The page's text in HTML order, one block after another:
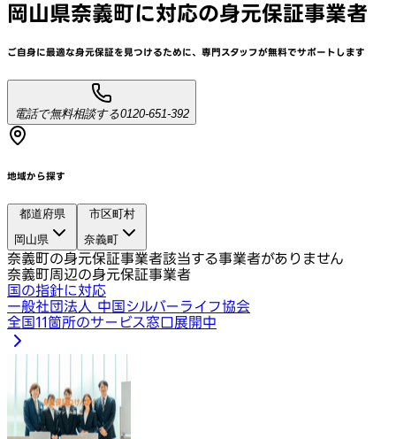
岡山県奈義町に対応の身元保証事業者
ご自身に最適な身元保証を見つけるために、 専門スタッフが無料でサポートします
電話で無料相談する0120-651-392
地域から探す
都道府県
岡山県
市区町村
奈義町
奈義町の身元保証事業者該当する事業者がありません
奈義町周辺の身元保証事業者
国の指針に対応
一般社団法人 中国シルバーライフ協会
全国11箇所のサービス窓口展開中